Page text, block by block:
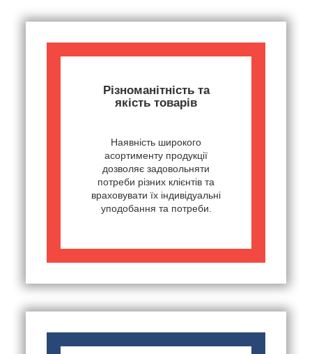
Різноманітність та
якість товарів
Наявність широкого
асортименту продукції
дозволяє задовольняти
потреби різних клієнтів та
враховувати їх індивідуальні
уподобання та потреби.